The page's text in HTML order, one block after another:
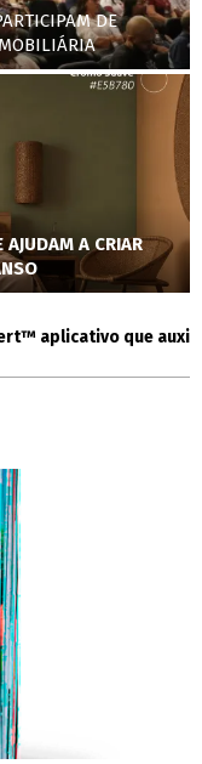
DE
AJUDAM A CRIAR
que auxilia